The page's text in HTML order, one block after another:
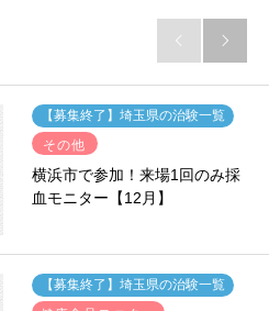
 
【募集終了】埼玉県の治験一覧
その他
横浜市で参加！来場1回のみ採
血モニター【12月】
【募集終了】埼玉県の治験一覧